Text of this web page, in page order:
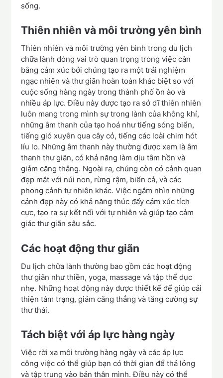
sống.
Thiên nhiên và môi trường yên bình
Thiên nhiên và môi trường yên bình trong du lịch
chữa lành đóng vai trò quan trọng trong việc cân
bằng cảm xúc bởi chúng tạo ra một trải nghiệm
ngạc nhiên và thư giãn hoàn toàn khác biệt so với
cuộc sống hàng ngày trong thành phố ồn ào và
nhiều áp lực. Điều này được tạo ra sở dĩ thiên nhiên
luôn mang trong mình sự trong lành của không khí,
những âm thanh của tạo hoá như tiếng sóng biển,
tiếng gió xuyên qua cây cỏ, tiếng các loài chim hót
líu lo. Những âm thanh này thường được xem là âm
thanh thư giãn, có khả năng làm dịu tâm hồn và
giảm căng thẳng. Ngoài ra, chúng còn có cảnh quan
đẹp mắt với núi non, rừng rậm, biển cả, và các
phong cảnh tự nhiên khác. Việc ngắm nhìn những
cảnh đẹp này có khả năng thúc đẩy cảm xúc tích
cực, tạo ra sự kết nối với tự nhiên và giúp tạo cảm
giác thư giãn sâu sắc.
Các hoạt động thư giãn
Du lịch chữa lành thường bao gồm các hoạt động
thư giãn như thiền, yoga, massage và tập thể dục
nhẹ. Những hoạt động này được thiết kế để giúp cải
thiện tâm trạng, giảm căng thẳng và tăng cường sự
thư thái.
Tách biệt với áp lực hàng ngày
Việc rời xa môi trường hàng ngày và các áp lực
công việc có thể giúp bạn có thời gian để thả lỏng
và tập trung vào bản thân mình. Điều này có thể